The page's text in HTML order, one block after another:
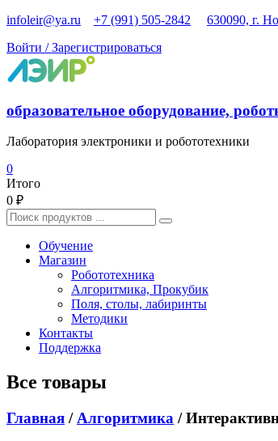
Перейти
содержимому
infoleir@ya.ru +7 (991) 505-2842 630090, г.
Войти / Зарегистрироваться
образовательное оборудование,
Лаборатория электроники и робототехники
0
Итого
0 ₽
Найти:
Обучение
Магазин
Робототехника
Алгоритмика, Прокубик
Поля, столы, лабиринты
Методики
Контакты
Поддержка
Все товары
Главная /Алгоритмика /